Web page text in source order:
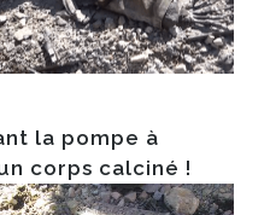
la pompe à
corps calciné !